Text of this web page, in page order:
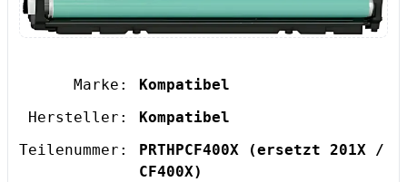
Marke:
Kompatibel
Hersteller:
Kompatibel
Teilenummer:
PRTHPCF400X
(ersetzt 201X /
CF400X)